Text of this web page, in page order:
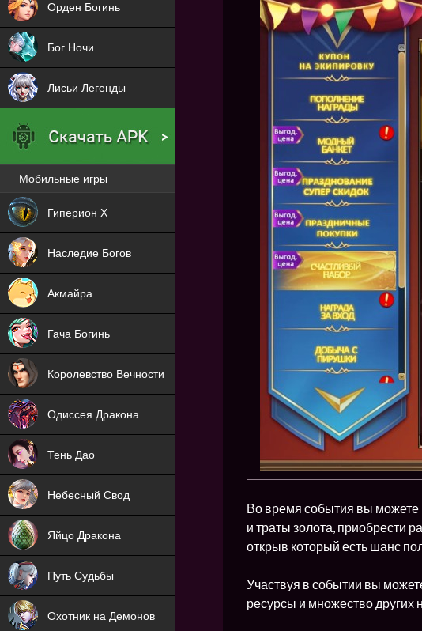
Во время события вы можете
и траты золота, приобрести
открыв который есть шанс
Участвуя в событии вы
ресурсы и множество других
Орден Богинь
Бог Ночи
Лисьи Легенды
Мобильные игры
Гиперион Х
Наследие Богов
NEW
Акмайра
NEW
Гача Богинь
NEW
Королевство Вечности
NEW
Одиссея Дракона
NEW
Тень Дао
NEW
Небесный Свод
NEW
Яйцо Дракона
NEW
Путь Судьбы
NEW
Охотник на Демонов
ХИТ